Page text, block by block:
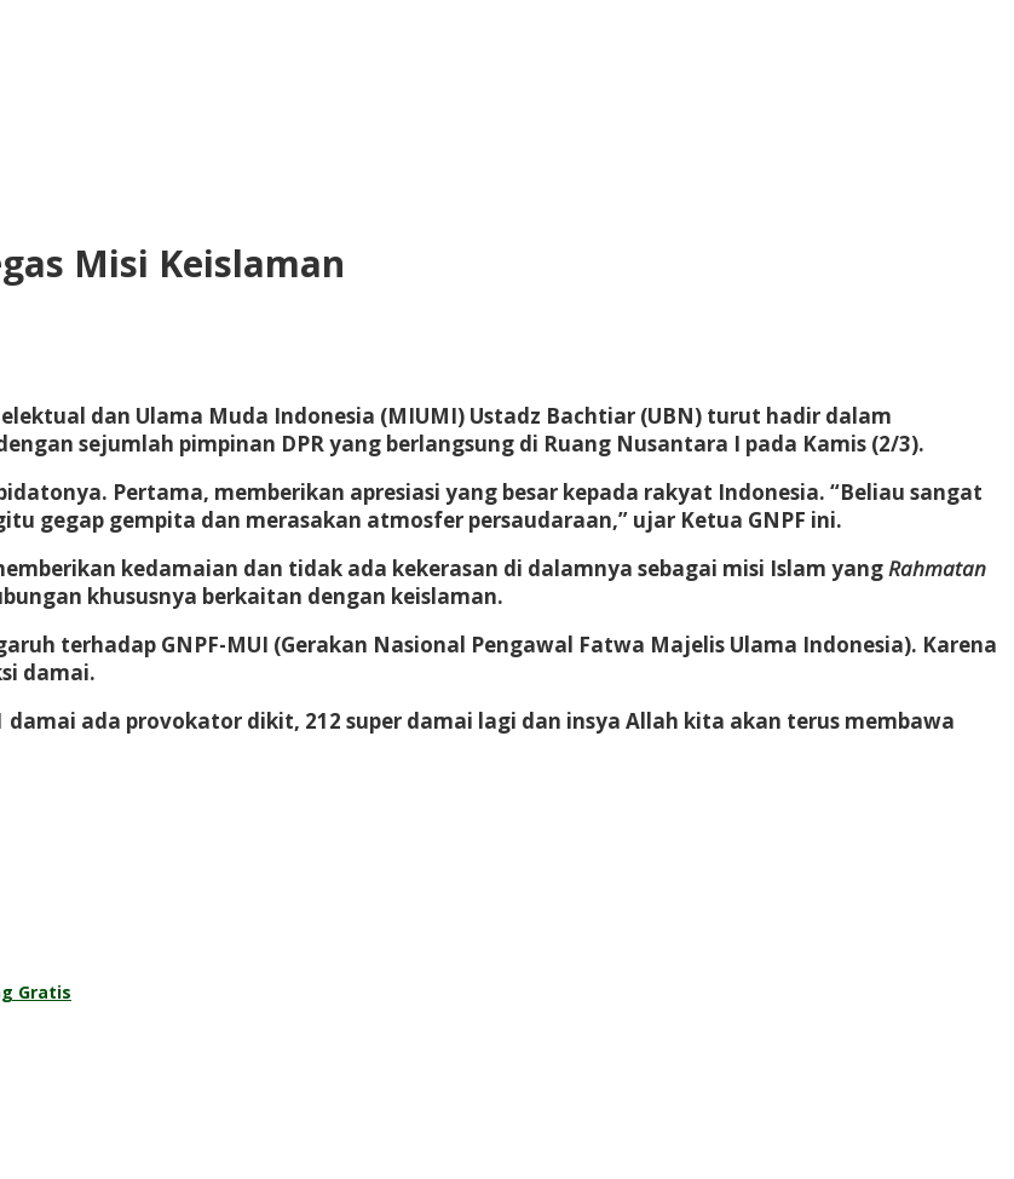
Misi Keislaman
dan Ulama Muda Indonesia (MIUMI) Ustadz Bachtiar (UBN) turut hadir dalam
sejumlah pimpinan DPR yang berlangsung di Ruang Nusantara I pada Kamis (2/3).
Pertama, memberikan apresiasi yang besar kepada rakyat Indonesia. “Beliau sangat
gegap gempita dan merasakan atmosfer persaudaraan,” ujar Ketua GNPF ini.
kedamaian dan tidak ada kekerasan di dalamnya sebagai misi Islam yangRahmatan
khususnya berkaitan dengan keislaman.
terhadap GNPF-MUI (Gerakan Nasional Pengawal Fatwa Majelis Ulama Indonesia). Karena
damai.
ada provokator dikit, 212 super damai lagi dan insya Allah kita akan terus membawa
Gratis